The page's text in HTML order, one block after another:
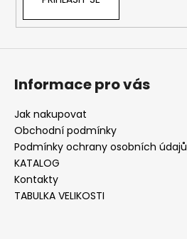
Informace pro vás
Jak nakupovat
Obchodní podmínky
Podmínky ochrany osobních údajů
KATALOG
Kontakty
TABULKA VELIKOSTI